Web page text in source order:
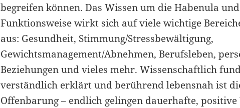
begreifen können. Das Wissen um die Habenula
Funktionsweise wirkt sich auf viele wichtige
aus: Gesundheit, Stimmung/Stressbewältigung,
Gewichtsmanagement/Abnehmen, Berufsleben,
Beziehungen und vieles mehr. Wissenschaftlich
verständlich erklärt und berührend lebensnah ist
Offenbarung – endlich gelingen dauerhafte,